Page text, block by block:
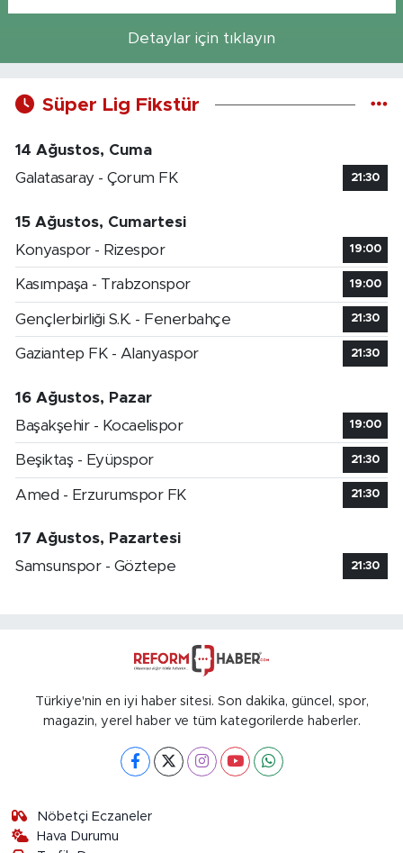
Detaylar için tıklayın
Süper Lig Fikstür
14 Ağustos, Cuma
Galatasaray - Çorum FK
21:30
15 Ağustos, Cumartesi
Konyaspor - Rizespor
19:00
Kasımpaşa - Trabzonspor 19:00
Gençlerbirliği S.K. - Fenerbahçe 21:30
Gaziantep FK - Alanyaspor 21:30
16 Ağustos, Pazar
Başakşehir - Kocaelispor
19:00
Beşiktaş - Eyüpspor 21:30
Amed - Erzurumspor FK 21:30
17 Ağustos, Pazartesi
Samsunspor - Göztepe
21:30
Türkiye'nin en iyi haber sitesi. Son dakika, güncel, spor,
magazin, yerel haber ve tüm kategorilerde haberler.
Nöbetçi Eczaneler
Hava Durumu